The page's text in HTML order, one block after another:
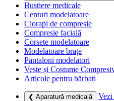
Bustiere medicale
Centuri modelatoare
Ciorapi de compresie
Compresie facială
Corsete modelatoare
Modelatoare brațe
Pantaloni modelatori
Veste și Costume
Articole pentru bărbați
❮ Aparatură medicală
Vezi